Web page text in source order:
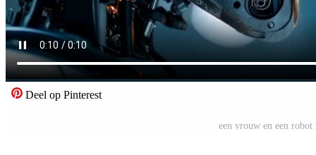
Deel op Pinterest
een vrouw en een